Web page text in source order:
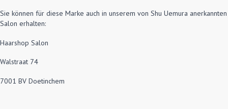
Sie können für diese Marke auch in unserem von Shu Uemura anerkannten
Salon erhalten:
Haarshop Salon
Walstraat 74
7001 BV Doetinchem